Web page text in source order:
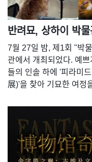
반려묘, 상하이 박
7월 27일 밤, 제1회 "박
관에서 개최되었다. 예
들의 인솔 하에 '피라미
展)'을 찾아 기묘한 여정